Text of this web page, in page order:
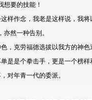
想要的技能！
样作念，我老是这样说，我
然一种告别。
，克劳福德选拔以我方的神
是是个拳击手，更是一个榜样
对年青一代的委派。